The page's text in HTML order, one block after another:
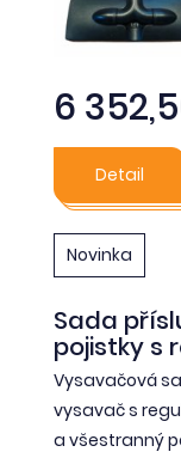
6
Detail
Novinka
Sada
pojistky s
Vysavačová
vysavač s
a všestranný